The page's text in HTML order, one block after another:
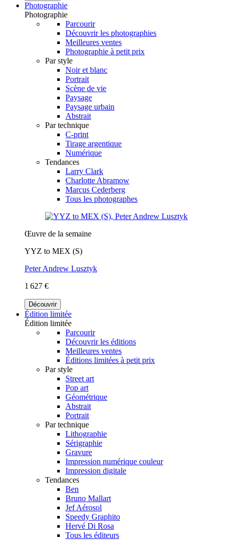
Photographie
Photographie
Parcourir
Découvrir les photographies
Meilleures ventes
Photographie à petit prix
Par style
Noir et blanc
Portrait
Scène de vie
Paysage
Paysage urbain
Abstrait
Par technique
C-print
Tirage argentique
Numérique
Tendances
Larry Clark
Charlotte Abramow
Marcus Cederberg
Tous les photographes
Œuvre de la semaine
YYZ to MEX (S)
Peter Andrew Lusztyk
1 627 €
Découvrir
Édition limitée
Édition limitée
Parcourir
Découvrir les éditions
Meilleures ventes
Éditions limitées à petit prix
Par style
Street art
Pop art
Géométrique
Abstrait
Portrait
Par technique
Lithographie
Sérigraphie
Gravure
Impression numérique couleur
Impression digitale
Tendances
Ben
Bruno Mallart
Jef Aérosol
Speedy Graphito
Hervé Di Rosa
Tous les éditeurs